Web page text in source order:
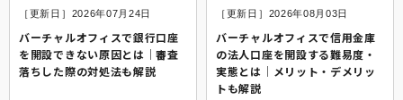
［更新日］2026年07月24日
バーチャルオフィスで銀行口座
を開設できない原因とは│審査
落ちした際の対処法も解説
［更新日］2026年08月03日
バーチャルオフィスで信用金庫
の法人口座を開設する難易度・
実態とは│メリット・デメリッ
トも解説